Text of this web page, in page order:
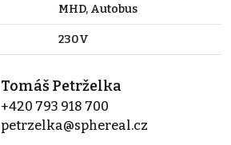
MHD, Autobus
230V
Tomáš Petrželka
+420 793 918 700
petrzelka@sphereal.cz